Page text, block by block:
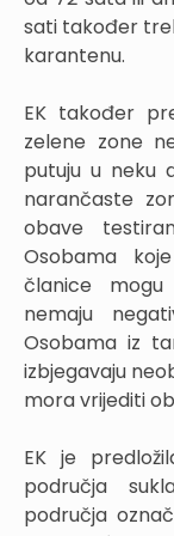
sati također
karantenu.
EK također
zelene zone
putuju u neku
narančaste
obave
Osobama
članice
nemaju
Osobama iz
izbjegavaju
mora vrijediti
EK je
područja
područja